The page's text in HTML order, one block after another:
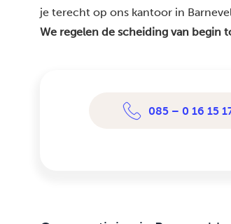
je terecht op ons kantoor in
We regelen de scheiding van begin
085 – 0 16 15